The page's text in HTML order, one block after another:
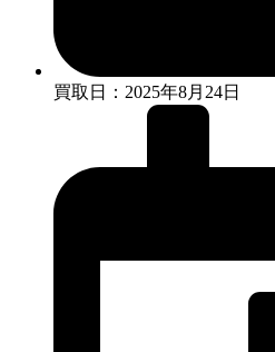
買取日：2025年8月24日